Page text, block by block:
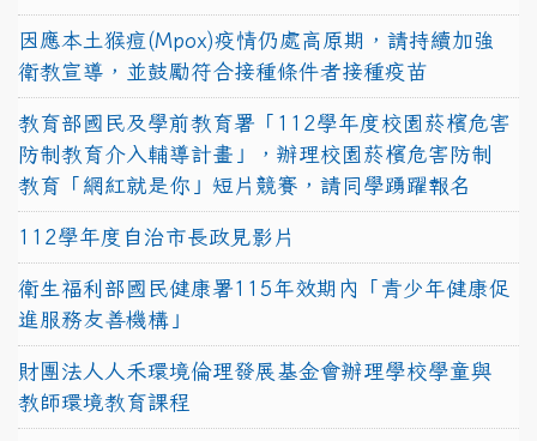
因應本土猴痘(Mpox)疫情仍處高原期，請持續加強
衛教宣導，並鼓勵符合接種條件者接種疫苗
教育部國民及學前教育署「112學年度校園菸檳危害
防制教育介入輔導計畫」，辦理校園菸檳危害防制
教育「網紅就是你」短片競賽，請同學踴躍報名
112學年度自治市長政見影片
衛生福利部國民健康署115年效期內「青少年健康促
進服務友善機構」
財團法人人禾環境倫理發展基金會辦理學校學童與
教師環境教育課程